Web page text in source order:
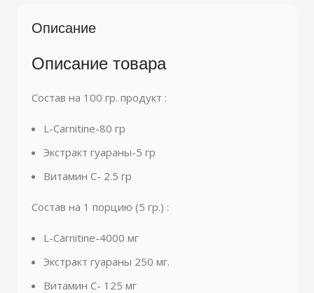
Описание
Описание товара
Состав на 100 гр. продукт :
L-Carnitine-80 гр
Экстракт гуараны-5 гр
Витамин С- 2.5 гр
Состав на 1 порцию (5 гр.) :
L-Carnitine-4000 мг
Экстракт гуараны 250 мг.
Витамин С- 125 мг